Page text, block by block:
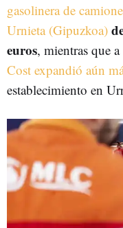
gasolinera de
Urnieta (Gipuzkoa)
euros, mientras que
Cost expandió aún
establecimiento en